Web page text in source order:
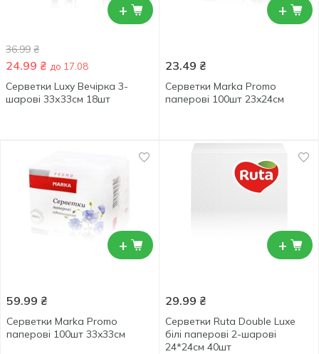
+
36.99 ₴
24.99 ₴ до 17.08
Серветки Luxy Вечірка 3-
шарові 33х33см 18шт
+
23.49 ₴
Серветки Marka Promo
паперові 100шт 23x24см
+
59.99 ₴
Серветки Marka Promo
паперові 100шт 33x33см
+
29.99 ₴
Серветки Ruta Double Luxe
білі паперові 2-шарові
24*24см 40шт